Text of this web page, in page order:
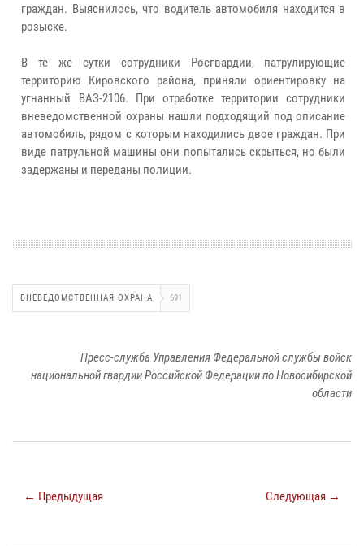
граждан. Выяснилось, что водитель автомобиля находится в
розыске.
В те же сутки сотрудники Росгвардии, патрулирующие
территорию Кировского района, приняли ориентировку на
угнанный ВАЗ-2106. При отработке территории сотрудники
вневедомственной охраны нашли подходящий под описание
автомобиль, рядом с которым находились двое граждан. При
виде патрульной машины они попытались скрыться, но были
задержаны и переданы полиции.
ВНЕВЕДОМСТВЕННАЯ ОХРАНА 691
Пресс-служба Управления Федеральной службы войск
национальной гвардии Российской Федерации по Новосибирской
области
← Предыдущая Следующая →